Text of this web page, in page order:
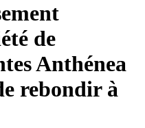
de
Anthénea
rebondir à